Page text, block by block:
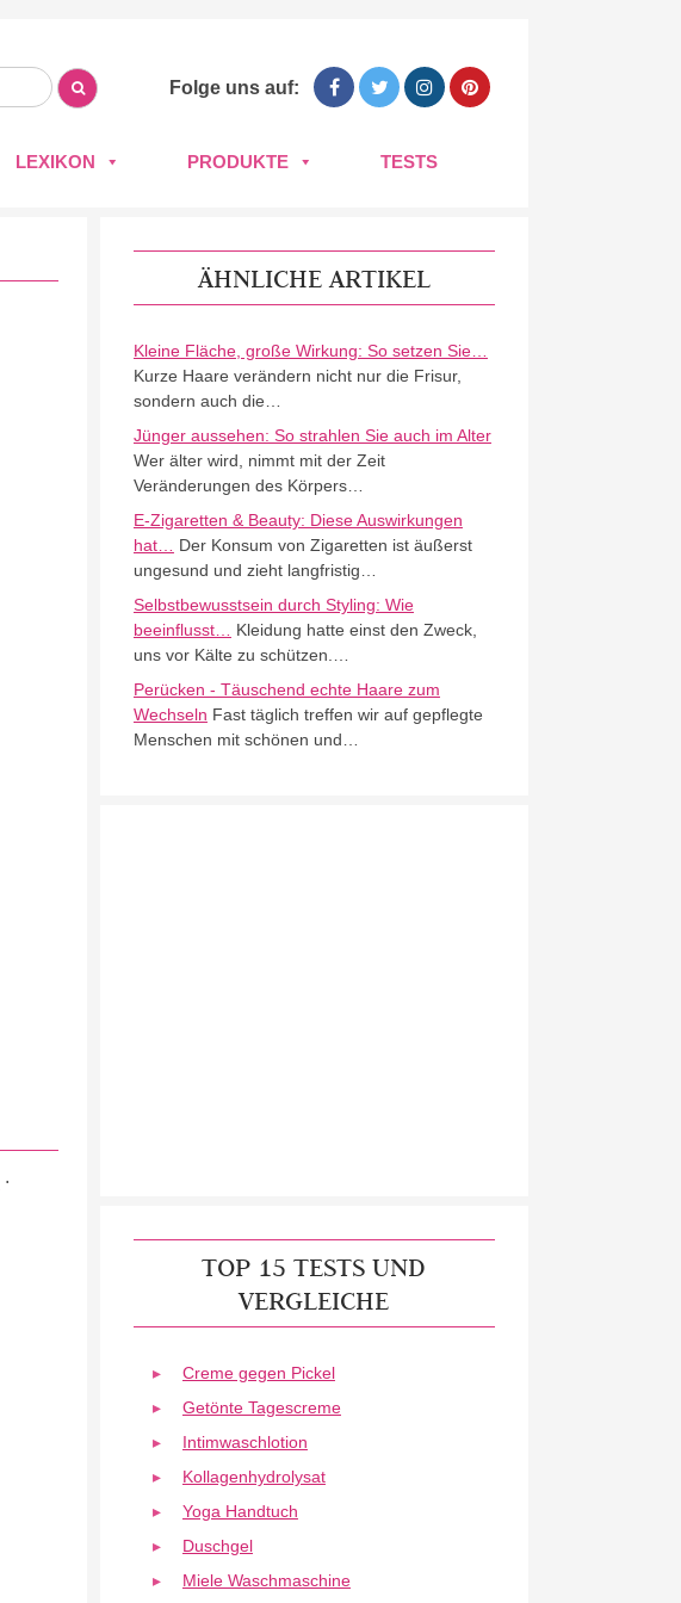
Folge uns auf:
LEXIKON PRODUKTE TESTS
⋅
ÄHNLICHE ARTIKEL
Kleine Fläche, große Wirkung: So setzen Sie…
Kurze Haare verändern nicht nur die Frisur,
sondern auch die…
Jünger aussehen: So strahlen Sie auch im Alter
Wer älter wird, nimmt mit der Zeit
Veränderungen des Körpers…
E-Zigaretten & Beauty: Diese Auswirkungen
hat…
Der Konsum von Zigaretten ist äußerst
ungesund und zieht langfristig…
Selbstbewusstsein durch Styling: Wie
beeinflusst…
Kleidung hatte einst den Zweck,
uns vor Kälte zu schützen.…
Perücken - Täuschend echte Haare zum
Wechseln Fast täglich treffen wir auf gepflegte
Menschen mit schönen und…
TOP 15 TESTS UND
VERGLEICHE
Creme gegen Pickel
Getönte Tagescreme
Intimwaschlotion
Kollagenhydrolysat
Yoga Handtuch
Duschgel
Miele Waschmaschine